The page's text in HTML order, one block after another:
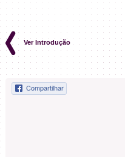
Ver Introdução
Compartilhar